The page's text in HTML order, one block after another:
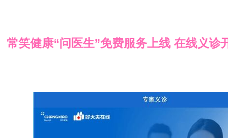
常笑健康“问医生”免费服务上线 在线义诊